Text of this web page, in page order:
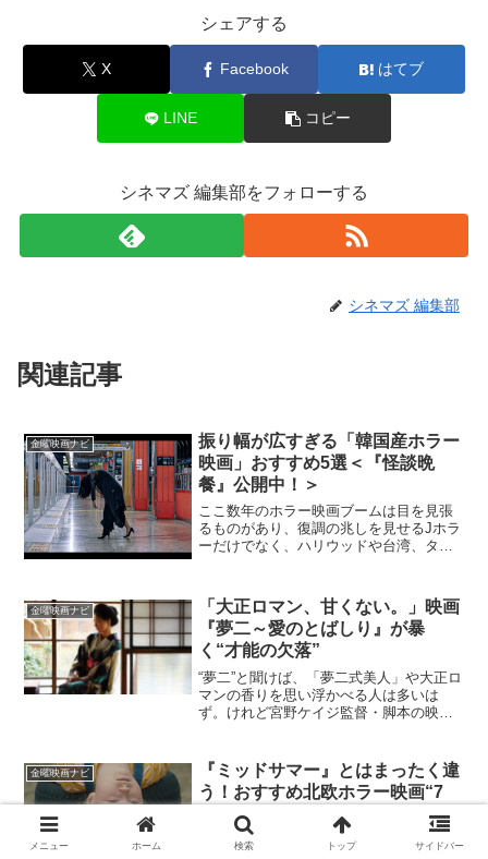
シェアする
X Facebook はてブ
LINE コピー
シネマズ 編集部をフォローする
シネマズ 編集部
関連記事
金曜映画ナビ
振り幅が広すぎる「韓国産ホラー
映画」おすすめ5選＜『怪談晩
餐』公開中！＞
ここ数年のホラー映画ブームは目を見張
るものがあり、復調の兆しを見せるJホラ
ーだけでなく、ハリウッドや台湾、タイ
『怪談晩餐』も、お隣り韓国からやって
きたホラー映画。韓国...
金曜映画ナビ
「大正ロマン、甘くない。」映画
『夢二～愛のとばしり』が暴
く“才能の欠落”
“夢二”と聞けば、「夢二式美人」や大正ロ
マンの香りを思い浮かべる人は多いは
ず。けれど宮野ケイジ監督・脚本の映画
で、夢二という男の「埋まらない穴」を
凝視し、その穴に触れてし...
金曜映画ナビ
『ミッドサマー』とはまったく違
う！おすすめ北欧ホラー映画“7
世の中には多種多様なホラーがあり、日
メニュー ホーム 検索 トップ サイドバー